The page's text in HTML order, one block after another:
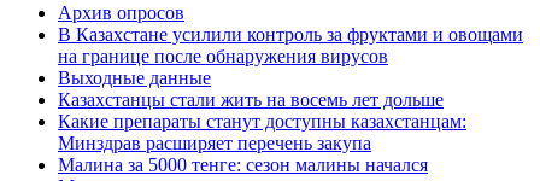
Архив опросов
В Казахстане усилили контроль за фруктами и овощами
на границе после обнаружения вирусов
Выходные данные
Казахстанцы стали жить на восемь лет дольше
Какие препараты станут доступны казахстанцам:
Минздрав расширяет перечень закупа
Малина за 5000 тенге: сезон малины начался